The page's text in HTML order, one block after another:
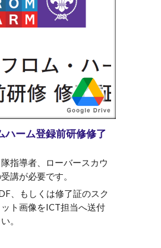
ハーム登録前研修修了
指導者、ローバースカウ
講が必要です。
、もしくは修了証のスク
ト画像をICT担当へ送付
。